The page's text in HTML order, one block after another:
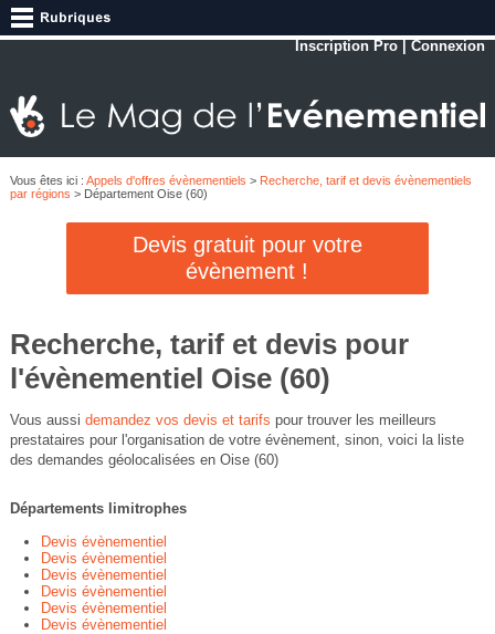
Inscription Pro |Connexion
Vous êtes ici : Appels d'offres évènementiels > Recherche, tarif et devis évènementiels
par régions > Département Oise (60)
Devis gratuit pour votre
évènement !
Recherche, tarif et devis pour
l'évènementiel Oise (60)
Vous aussi demandez vos devis et tarifs pour trouver les meilleurs
prestataires pour l'organisation de votre évènement, sinon, voici la liste
des demandes géolocalisées en Oise (60)
Départements limitrophes
Devis évènementiel
Devis évènementiel
Devis évènementiel
Devis évènementiel
Devis évènementiel
Devis évènementiel